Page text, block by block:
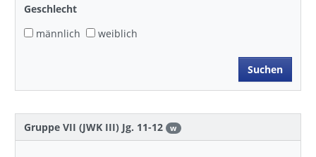
Geschlecht
männlich
weiblich
Gruppe VII (JWK III) Jg. 11-12 w